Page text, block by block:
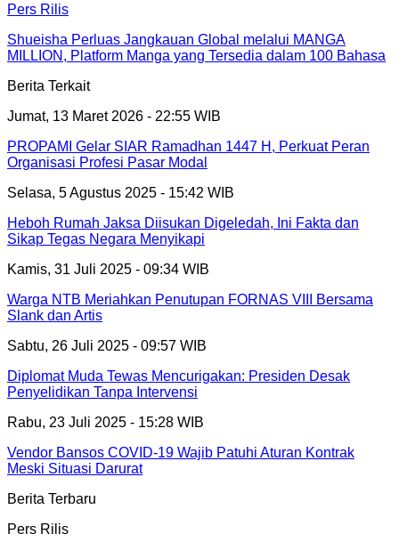
Pers Rilis
Shueisha Perluas Jangkauan Global melalui MANGA
MILLION, Platform Manga yang Tersedia dalam 100 Bahasa
Berita Terkait
Jumat, 13 Maret 2026 - 22:55 WIB
PROPAMI Gelar SIAR Ramadhan 1447 H, Perkuat Peran
Organisasi Profesi Pasar Modal
Selasa, 5 Agustus 2025 - 15:42 WIB
Heboh Rumah Jaksa Diisukan Digeledah, Ini Fakta dan
Sikap Tegas Negara Menyikapi
Kamis, 31 Juli 2025 - 09:34 WIB
Warga NTB Meriahkan Penutupan FORNAS VIII Bersama
Slank dan Artis
Sabtu, 26 Juli 2025 - 09:57 WIB
Diplomat Muda Tewas Mencurigakan: Presiden Desak
Penyelidikan Tanpa Intervensi
Rabu, 23 Juli 2025 - 15:28 WIB
Vendor Bansos COVID-19 Wajib Patuhi Aturan Kontrak
Meski Situasi Darurat
Berita Terbaru
Pers Rilis